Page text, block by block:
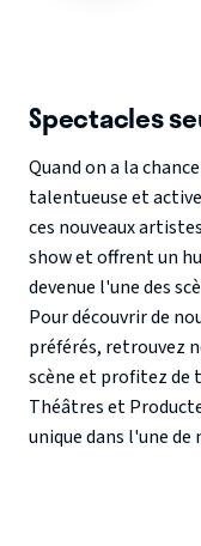
Spectacles
Quand on a la
talentueuse et
ces nouveaux
show et offrent un
devenue l'une des
Pour découvrir de
préférés, retrouvez
scène et profitez de
Théâtres et
unique dans l'une de